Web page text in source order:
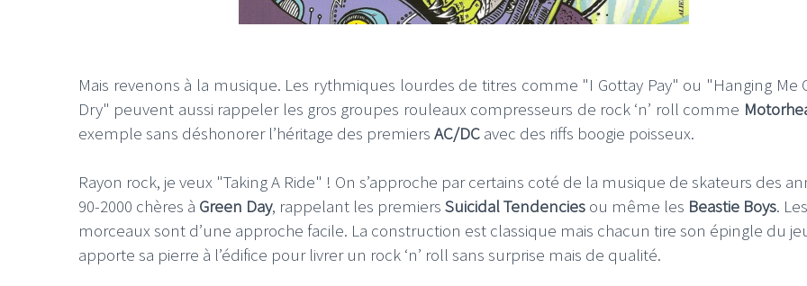
Mais revenons à la musique. Les rythmiques lourdes de titres comme "I Gottay Pay" ou "Hanging Me
Dry" peuvent aussi rappeler les gros groupes rouleaux compresseurs de rock ‘n’ roll comme
exemple sans déshonorer l’héritage des premiers AC/DC avec des riffs boogie poisseux.
Rayon rock, je veux "Taking A Ride" ! On s’approche par certains coté de la musique de skateurs des
90-2000 chères à Green Day, rappelant les premiers Suicidal Tendencies ou même les Beastie Boys. Les
morceaux sont d’une approche facile. La construction est classique mais chacun tire son épingle du
apporte sa pierre à l’édifice pour livrer un rock ‘n’ roll sans surprise mais de qualité.
LE GROS RIFFIFI –
Christmas Riffifi 2025 !!!
LE GROS RIFFIFI –
The Covers !!!